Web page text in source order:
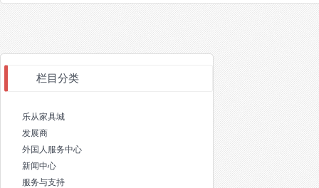
栏目分类
乐从家具城
发展商
外国人服务中心
新闻中心
服务与支持